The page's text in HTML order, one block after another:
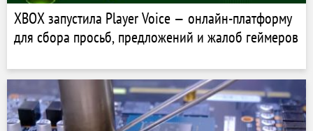
XBOX запустила Player Voice — онлайн-платформу
для сбора просьб, предложений и жалоб геймеров